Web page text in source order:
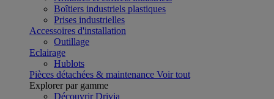
Boîtiers industriels plastiques
Prises industrielles
Accessoires d'installation
Outillage
Eclairage
Hublots
Pièces détachées & maintenance Voir tout
Explorer par gamme
Découvrir Drivia